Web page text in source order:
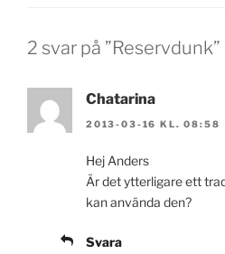
2 svar på ”Reservdunk”
Chatarina
2013-03-16 KL. 08:58
Hej Anders
Är det ytterligare ett
kan använda den?
Svara